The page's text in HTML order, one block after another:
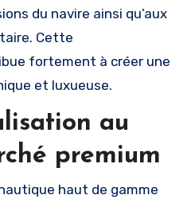
du navire ainsi qu’aux
Cette
fortement à créer une
et luxueuse.
au
premium
haut de gamme